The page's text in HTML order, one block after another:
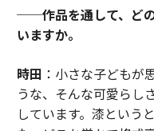
──作品を通して、ど
いますか。
時田 ：小さな子どもが
うな、そんな可愛らし
しています。漆という